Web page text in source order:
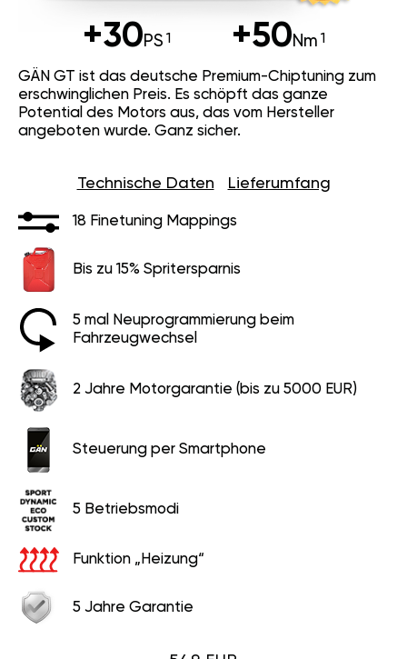
+30PS +50Nm
GÄN GT ist das deutsche Premium-Chiptuning zum
erschwinglichen Preis. Es schöpft das ganze
Potential des Motors aus, das vom Hersteller
angeboten wurde. Ganz sicher.
Technische Daten Lieferumfang
18 Finetuning Mappings
Bis zu 15% Spritersparnis
5 mal Neuprogrammierung beim
Fahrzeugwechsel
2 Jahre Motorgarantie (bis zu 5000 EUR)
Steuerung per Smartphone
5 Betriebsmodi
Funktion „Heizung“
5 Jahre Garantie